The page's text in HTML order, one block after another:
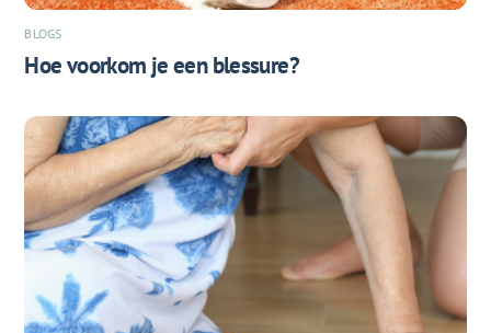
BLOGS
Hoe voorkom je een blessure?